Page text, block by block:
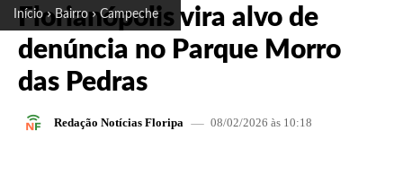
Início Bairro Campeche
Florianópolis vira alvo de
denúncia no Parque Morro
das Pedras
Redação Notícias Floripa 08/02/2026 às 10:18